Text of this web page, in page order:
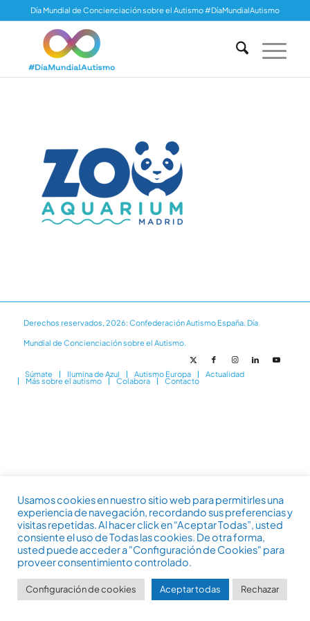
Día Mundial de Concienciación sobre el Autismo #DíaMundialAutismo
Derechos reservados, 2026: Confederación Autismo España. Día
Mundial de Concienciación sobre el Autismo.
Súmate Ilumina de Azul Autismo Europa Actualidad
Más sobre el autismo Colabora Contacto
Usamos cookies en nuestro sitio web para permitirles una
experiencia de navegación, recordando sus preferencias y
visitas repetidas. Al hacer click en “Aceptar Todas”, usted
consiente el uso de Todas las cookies. De otra forma,
usted puede acceder a "Configuración de Cookies" para
proveer consentimiento controlado.
Configuración de cookies Aceptar todas Rechazar